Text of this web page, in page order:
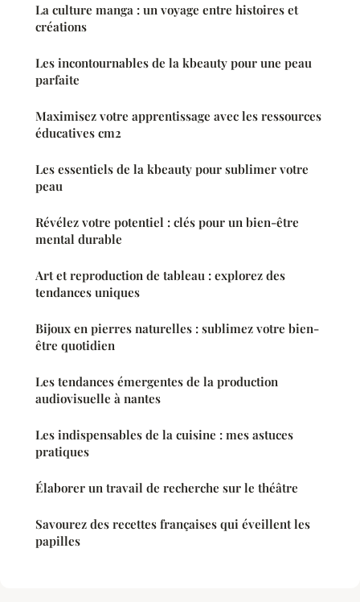
La culture manga : un voyage entre histoires et
créations
Les incontournables de la kbeauty pour une peau
parfaite
Maximisez votre apprentissage avec les ressources
éducatives cm2
Les essentiels de la kbeauty pour sublimer votre
peau
Révélez votre potentiel : clés pour un bien-être
mental durable
Art et reproduction de tableau : explorez des
tendances uniques
Bijoux en pierres naturelles : sublimez votre bien-
être quotidien
Les tendances émergentes de la production
audiovisuelle à nantes
Les indispensables de la cuisine : mes astuces
pratiques
Élaborer un travail de recherche sur le théâtre
Savourez des recettes françaises qui éveillent les
papilles